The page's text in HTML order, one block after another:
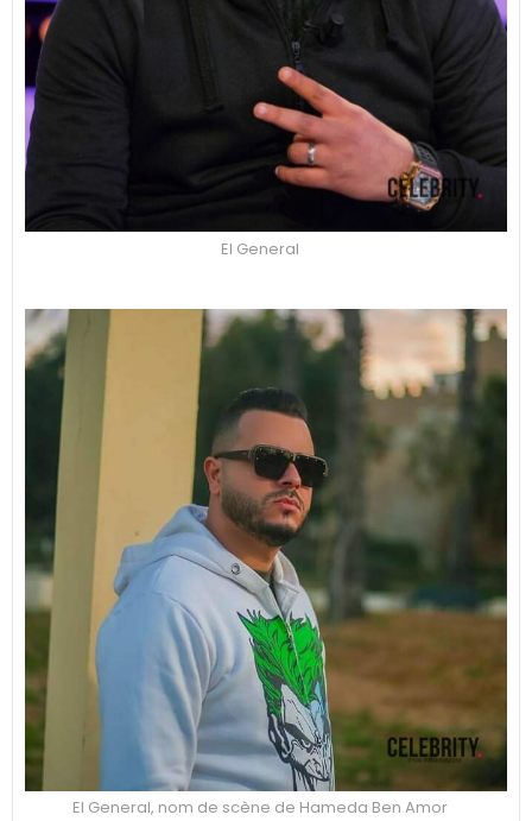
El General
El General, nom de scène de Hameda Ben Amor